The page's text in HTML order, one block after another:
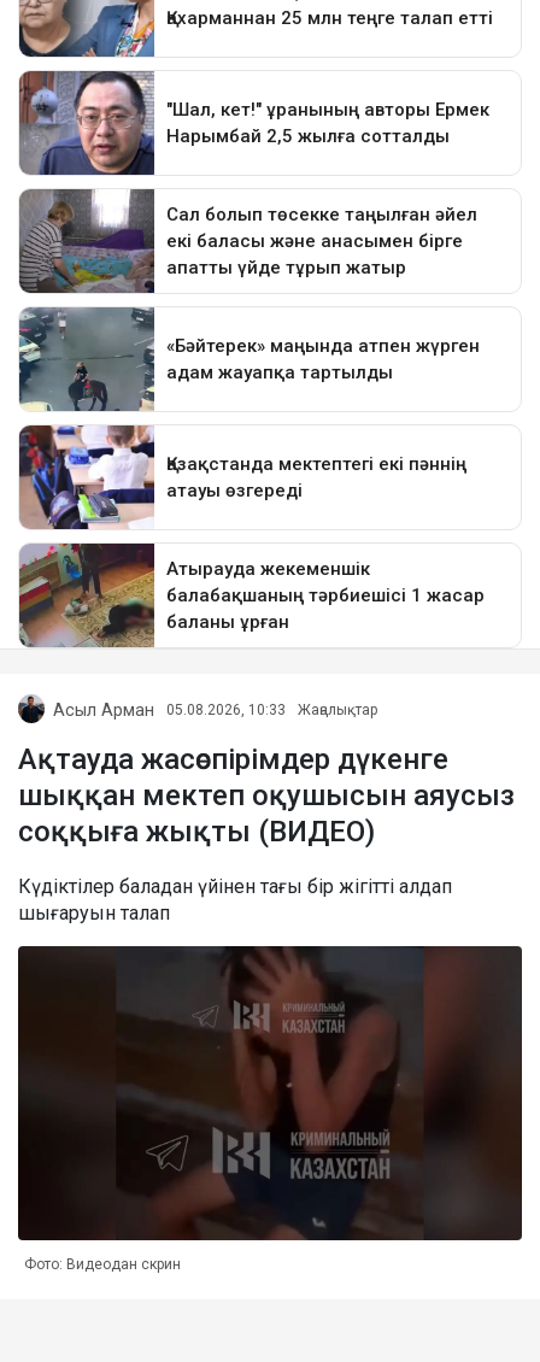
Асыл Арман 05.08.2026, 10:33 Жаңалықтар
Ақтауда жасөспірімдер дүкенге
шыққан мектеп оқушысын аяусыз
соққыға жықты (ВИДЕО)
Күдіктілер баладан үйінен тағы бір жігітті алдап
шығаруын талап
Фото: Видеодан скрин